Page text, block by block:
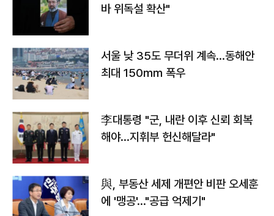
바 위독설 확산"
서울 낮 35도 무더위 계속…동해안
최대 150㎜ 폭우
李대통령 "군, 내란 이후 신뢰 회복
해야…지휘부 헌신해달라"
與, 부동산 세제 개편안 비판 오세훈
에 '맹공'…"공급 억제기"